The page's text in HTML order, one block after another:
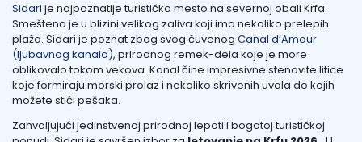
Sidari je najpoznatije turističko mesto na severnoj obali Krfa.
Smešteno je u blizini velikog zaliva koji ima nekoliko prelepih
plaža. Sidari je poznat zbog svog čuvenog Canal d’Amour
(ljubavnog kanala), prirodnog remek-dela koje je more
oblikovalo tokom vekova. Kanal čine impresivne stenovite litice
koje formiraju morski prolaz i nekoliko skrivenih uvala do kojih
možete stići pešaka.
Zahvaljujući jedinstvenoj prirodnoj lepoti i bogatoj turističkoj